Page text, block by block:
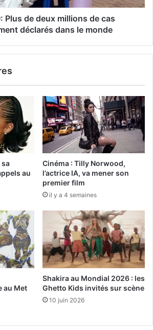
Plus de deux millions de cas
déclarés dans le monde
sa
au
Cinéma : Tilly Norwood,
l’actrice IA, va mener son
premier film
il y a 4 semaines
au Met
Shakira au Mondial 2026 : les
Ghetto Kids invités sur scène
10 juin 2026